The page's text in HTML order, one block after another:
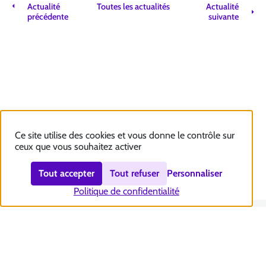
Actualité
précédente
Toutes les actualités
Actualité
suivante
Ce site utilise des cookies et vous donne le contrôle sur
ceux que vous souhaitez activer
Tout accepter Tout refuser
Personnaliser
Politique de confidentialité